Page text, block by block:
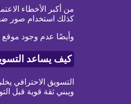
من أكبر الأخطاء
كذلك استخدام صور
وأيضًا عدم وجود
كيف يساعد
التسويق الاحترافي
ويبني ثقة قوية قبل